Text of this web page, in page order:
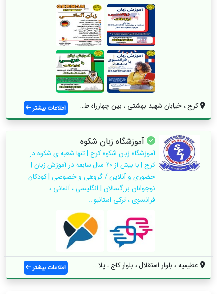
کرج ، خیابان شهید بهشتی ، بین چهارراه طا... اطلاعات بیشتر
آموزشگاه زبان شکوه
️آموزشگاه زبان شكوه كرج | تنها شعبه ی شکوه در
کرج | با بیش از 70 سال سابقه در آموزش زبان |
حضوري و آنلاين / گروهي و خصوصي | كودكان
نوجوانان بزرگسالان | انگليسي ، آلماني ،
فرانسوي ، تركي استانبو...
عظیمیه ، بلوار استقلال ، بلوار کاج ، پلا... اطلاعات بیشتر